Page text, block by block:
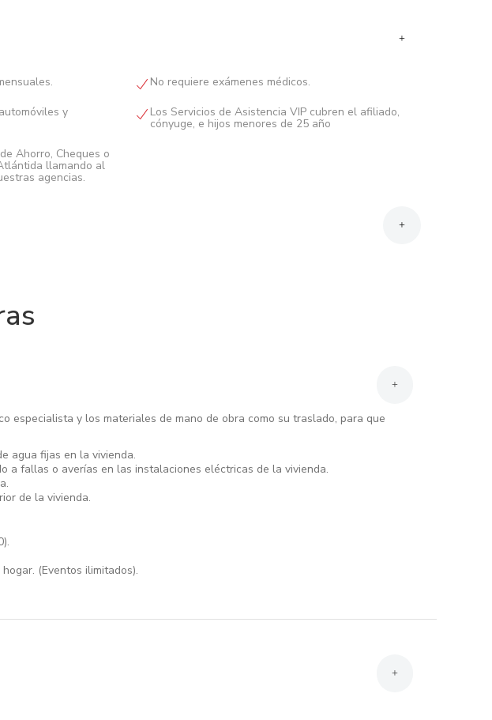
+
No requiere exámenes médicos.
y
Los Servicios de Asistencia VIP cubren el afiliado,
cónyuge, e hijos menores de 25 año
Ahorro, Cheques o
llamando al
agencias.
+
de carnet de
+
especialista y los materiales de mano de obra como su traslado, para que
agua fijas en la vivienda.
a fallas o averías en las instalaciones eléctricas de la vivienda.
de la vivienda.
(Eventos ilimitados).
+